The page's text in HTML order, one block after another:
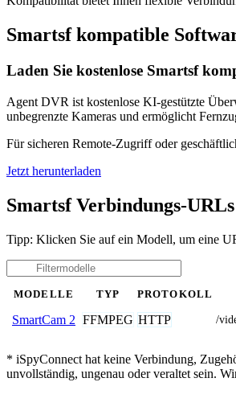
Smartsf kompatible
Laden Sie kostenlose Smartsf
Agent DVR ist kostenlose KI-gestützte
unbegrenzte Kameras und ermöglicht
Für sicheren Remote-Zugriff oder
Jetzt herunterladen
Smartsf Verbindungs-URLs
Tipp: Klicken Sie auf ein Modell, um eine
MODELLE TYP PROTOKOLL
SmartCam 2 FFMPEG HTTP /
* iSpyConnect hat keine Verbindung,
unvollständig, ungenau oder veraltet sein.